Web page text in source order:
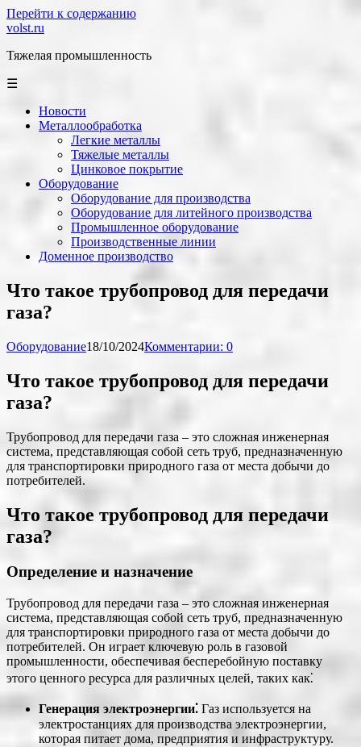
Перейти к содержанию
volst.ru
Тяжелая промышленность
☰
Новости
Металлообработка
Легкие металлы
Тяжелые металлы
Цинковое покрытие
Оборудование
Оборудование для производства
Оборудование для литейного производства
Промышленное оборудование
Производственные линии
Доменное производство
Что такое трубопровод для передачи
газа?
Оборудование18/10/2024Комментарии: 0
Что такое трубопровод для передачи
газа?
Трубопровод для передачи газа – это сложная инженерная
система, представляющая собой сеть труб, предназначенную
для транспортировки природного газа от места добычи до
потребителей.
Что такое трубопровод для передачи
газа?
Определение и назначение
Трубопровод для передачи газа – это сложная инженерная
система, представляющая собой сеть труб, предназначенную
для транспортировки природного газа от места добычи до
потребителей. Он играет ключевую роль в газовой
промышленности, обеспечивая бесперебойную поставку
этого ценного ресурса для различных целей, таких как⁚
Генерация электроэнергии⁚ Газ используется на
электростанциях для производства электроэнергии,
которая питает дома, предприятия и инфраструктуру.